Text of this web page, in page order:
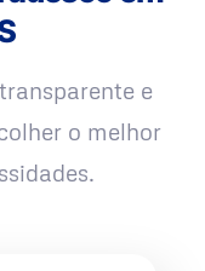
e
o melhor